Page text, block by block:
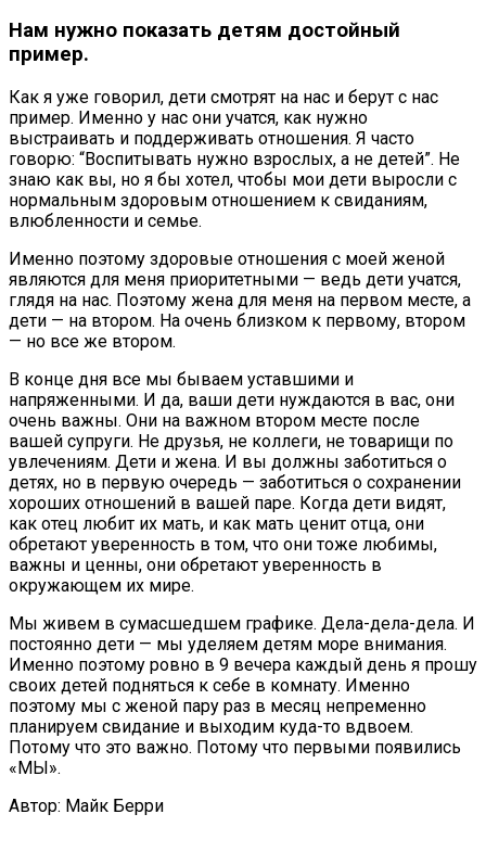
Нам нужно показать детям достойный
пример.
Как я уже говорил, дети смотрят на нас и берут с нас
пример. Именно у нас они учатся, как нужно
выстраивать и поддерживать отношения. Я часто
говорю: “Воспитывать нужно взрослых, а не детей”. Не
знаю как вы, но я бы хотел, чтобы мои дети выросли с
нормальным здоровым отношением к свиданиям,
влюбленности и семье.
Именно поэтому здоровые отношения с моей женой
являются для меня приоритетными — ведь дети учатся,
глядя на нас. Поэтому жена для меня на первом месте, а
дети — на втором. На очень близком к первому, втором
— но все же втором.
В конце дня все мы бываем уставшими и
напряженными. И да, ваши дети нуждаются в вас, они
очень важны. Они на важном втором месте после
вашей супруги. Не друзья, не коллеги, не товарищи по
увлечениям. Дети и жена. И вы должны заботиться о
детях, но в первую очередь — заботиться о сохранении
хороших отношений в вашей паре. Когда дети видят,
как отец любит их мать, и как мать ценит отца, они
обретают уверенность в том, что они тоже любимы,
важны и ценны, они обретают уверенность в
окружающем их мире.
Мы живем в сумасшедшем графике. Дела-дела-дела. И
постоянно дети — мы уделяем детям море внимания.
Именно поэтому ровно в 9 вечера каждый день я прошу
своих детей подняться к себе в комнату. Именно
поэтому мы с женой пару раз в месяц непременно
планируем свидание и выходим куда-то вдвоем.
Потому что это важно. Потому что первыми появились
«МЫ».
Автор: Майк Берри